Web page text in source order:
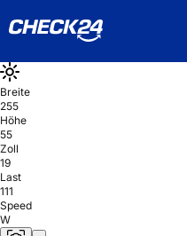
Breite
255
Höhe
55
Zoll
19
Last
111
Speed
W